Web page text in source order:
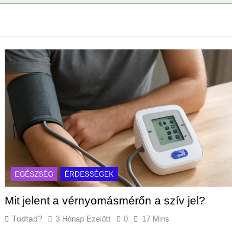
EGÉSZSÉG ÉRDESSÉGEK
Mit jelent a vérnyomásmérőn a szív jel?
Tudtad? 3 Hónap Ezelőtt 0 17 Mins